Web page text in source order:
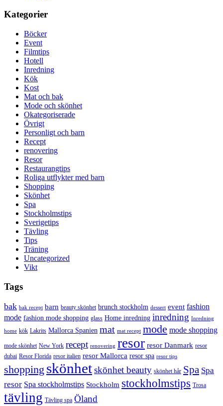
Kategorier
Böcker
Event
Filmtips
Hotell
Inredning
Kök
Kost
Mat och bak
Mode och skönhet
Okategoriserade
Övrigt
Personligt och barn
Recept
renovering
Resor
Restaurangtips
Roliga utflykter med barn
Shopping
Skönhet
Spa
Stockholmstips
Sverigetips
Tävling
Tips
Träning
Uncategorized
Vikt
Tags
bak bak recept barn beauty skönhet brunch stockholm dessert event fashion
mode fashion mode shopping glass Home inredning inredning Inredning
home kök Lakrits Mallorca Spanien mat mat recept mode mode shopping
mode skönhet New York recept renovering resor resor Danmark resor
dubai Resor Florida resor italien resor Mallorca resor spa resor tips
shopping skönhetskönhet beauty skönhet hår Spa Spa
resor Spa stockholmstips Stockholm stockholmstips Trosa
tävling Tävling spa Öland